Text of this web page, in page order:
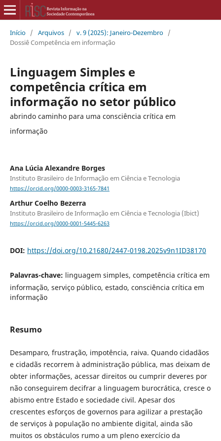
Início / Arquivos / v. 9 (2025): Janeiro-Dezembro /
Dossiê Competência em informação
Linguagem Simples e
competência crítica em
informação no setor público
abrindo caminho para uma consciência crítica em
informação
Ana Lúcia Alexandre Borges
Instituto Brasileiro de Informação em Ciência e Tecnologia
https://orcid.org/0000-0003-3165-7841
Arthur Coelho Bezerra
Instituto Brasileiro de Informação em Ciência e Tecnologia (Ibict)
https://orcid.org/0000-0001-5445-6263
DOI: https://doi.org/10.21680/2447-0198.2025v9n1ID38170
Palavras-chave: linguagem simples, competência crítica em
informação, serviço público, estado, consciência crítica em
informação
Resumo
Desamparo, frustração, impotência, raiva. Quando cidadãos
e cidadãs recorrem à administração pública, mas deixam de
obter informações, acessar direitos ou cumprir deveres por
não conseguirem decifrar a linguagem burocrática, cresce o
abismo entre Estado e sociedade civil. Apesar dos
crescentes esforços de governos para agilizar a prestação
de serviços à população no ambiente digital, ainda são
muitos os obstáculos rumo a um pleno exercício da